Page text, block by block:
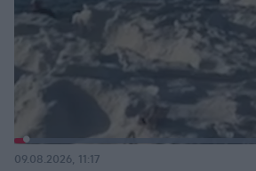
Loaded:
09.08.2026, 11:17